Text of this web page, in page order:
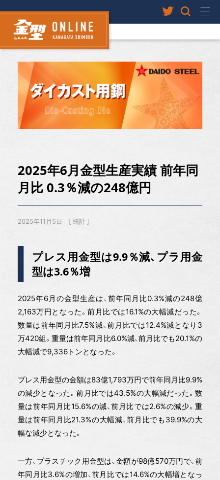
2025年6月金型生産実績 前年同
月比 0.3％減の248億円
2025年11月5日 統計
プレス用金型は9.9％減、プラ用金
型は3.6％増
2025年6月の金型生産は、前年同月比0.3%減の248億
2,163万円となった。前月比では16.1%の大幅減だった。
数量は前年同月比7.5%減、前月比では12.4%減となり3
万420組。重量は前年同月比6.0%減、前月比でも20.1%の
大幅減で9,336トンとなった。
プレス用金型の金額は83億1,793万円で前年同月比9.9%
の減少となった。前月比では43.5%の大幅減だった。数
量は前年同月比15.6%の減、前月比では2.6%の減少。重
量は前年同月比21.3%の大幅減、前月比でも39.9%の大
幅な減少となった。
一方、プラスチック用金型は、金額が98億570万円で、前
年同月比3.6%の増加、前月比では14.6%の大幅増となっ